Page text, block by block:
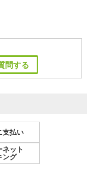
問する
支払い
ネット
ング